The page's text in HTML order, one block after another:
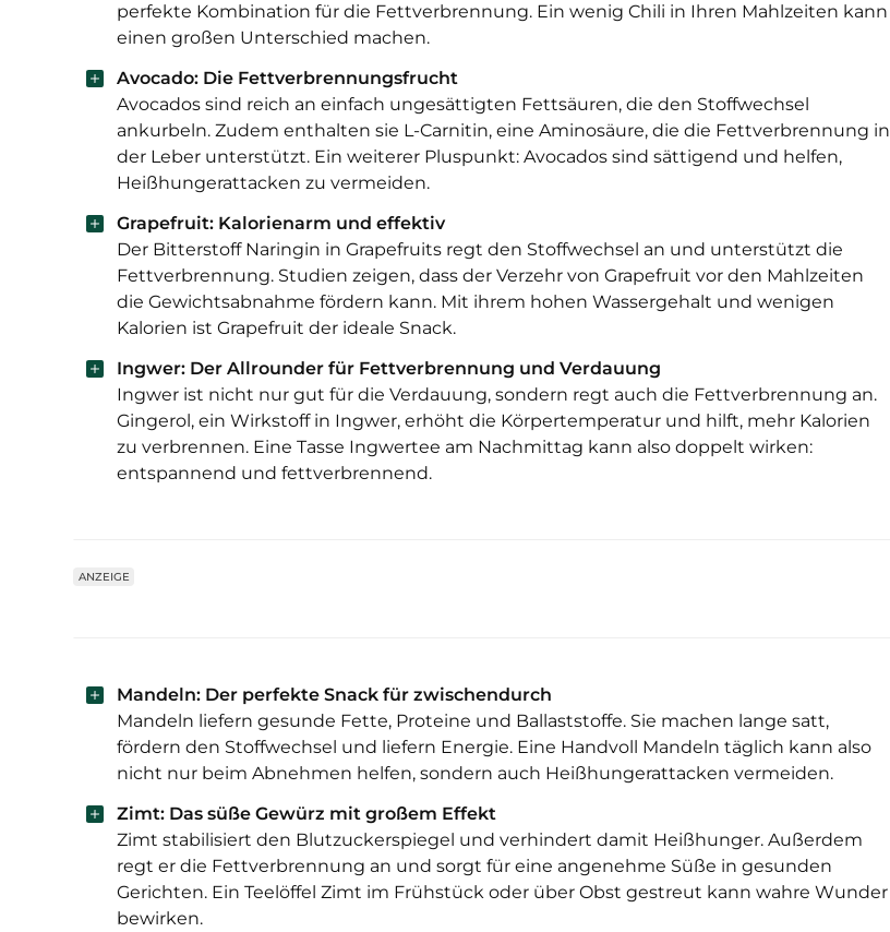
perfekte Kombination für die Fettverbrennung. Ein wenig Chili in Ihren Mahlzeiten kann
einen großen Unterschied machen.
Avocado: Die Fettverbrennungsfrucht
Avocados sind reich an einfach ungesättigten Fettsäuren, die den Stoffwechsel
ankurbeln. Zudem enthalten sie L-Carnitin, eine Aminosäure, die die Fettverbrennung in
der Leber unterstützt. Ein weiterer Pluspunkt: Avocados sind sättigend und helfen,
Heißhungerattacken zu vermeiden.
Grapefruit: Kalorienarm und effektiv
Der Bitterstoff Naringin in Grapefruits regt den Stoffwechsel an und unterstützt die
Fettverbrennung. Studien zeigen, dass der Verzehr von Grapefruit vor den Mahlzeiten
die Gewichtsabnahme fördern kann. Mit ihrem hohen Wassergehalt und wenigen
Kalorien ist Grapefruit der ideale Snack.
Ingwer: Der Allrounder für Fettverbrennung und Verdauung
Ingwer ist nicht nur gut für die Verdauung, sondern regt auch die Fettverbrennung an.
Gingerol, ein Wirkstoff in Ingwer, erhöht die Körpertemperatur und hilft, mehr Kalorien
zu verbrennen. Eine Tasse Ingwertee am Nachmittag kann also doppelt wirken:
entspannend und fettverbrennend.
ANZEIGE
Mandeln: Der perfekte Snack für zwischendurch
Mandeln liefern gesunde Fette, Proteine und Ballaststoffe. Sie machen lange satt,
fördern den Stoffwechsel und liefern Energie. Eine Handvoll Mandeln täglich kann also
nicht nur beim Abnehmen helfen, sondern auch Heißhungerattacken vermeiden.
Zimt: Das süße Gewürz mit großem Effekt
Zimt stabilisiert den Blutzuckerspiegel und verhindert damit Heißhunger. Außerdem
regt er die Fettverbrennung an und sorgt für eine angenehme Süße in gesunden
Gerichten. Ein Teelöffel Zimt im Frühstück oder über Obst gestreut kann wahre Wunder
bewirken.